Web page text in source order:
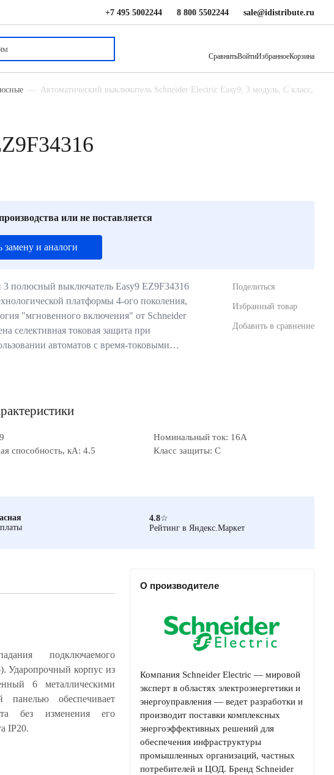
+7 495 5002244 8 800 5502244 sale@idistribute.ru
СравнитьВойтиИзбранноеКорзина
Автоматический выключатель Schneider Electric Easy9, 3 модуль, C класс,
или не поставляется
замену и аналоги
3 полюсный выключатель Easy9 EZ9F34316
платформы 4-ого поколения,
"мгновенного включения" от Schneider
селективная токовая защита при
автоматов с время-токовыми…
Поделиться
Избранный товар
Добавить в сравнение
Номинальный ток: 16А
способность, кА: 4.5
Класс защиты: C
4.8☆
Рейтинг в Яндекс.Маркет
подключаемого
IP20.
О производителе
Компания Schneider Electric — мировой
эксперт в областях электроэнергетики и
энергоуправления — ведет разработки и
производит поставки комплексных
энергоэффективных решений для
обеспечения инфраструктуры
промышленных организаций, частных
потребителей и ЦОД. Бренд Schneider